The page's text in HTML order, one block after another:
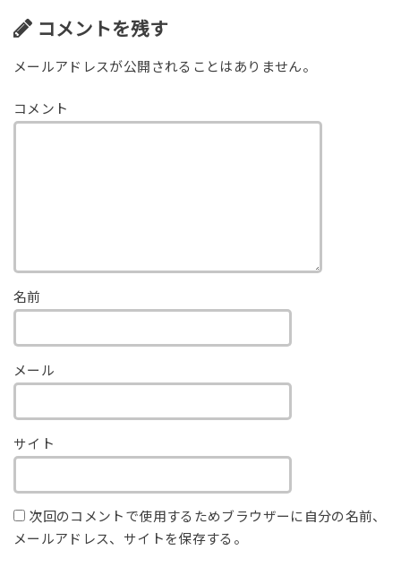
コメントを残す
メールアドレスが公開されることはありません。
コメント
名前
メール
サイト
次回のコメントで使用するためブラウザーに自分の名前、
メールアドレス、サイトを保存する。